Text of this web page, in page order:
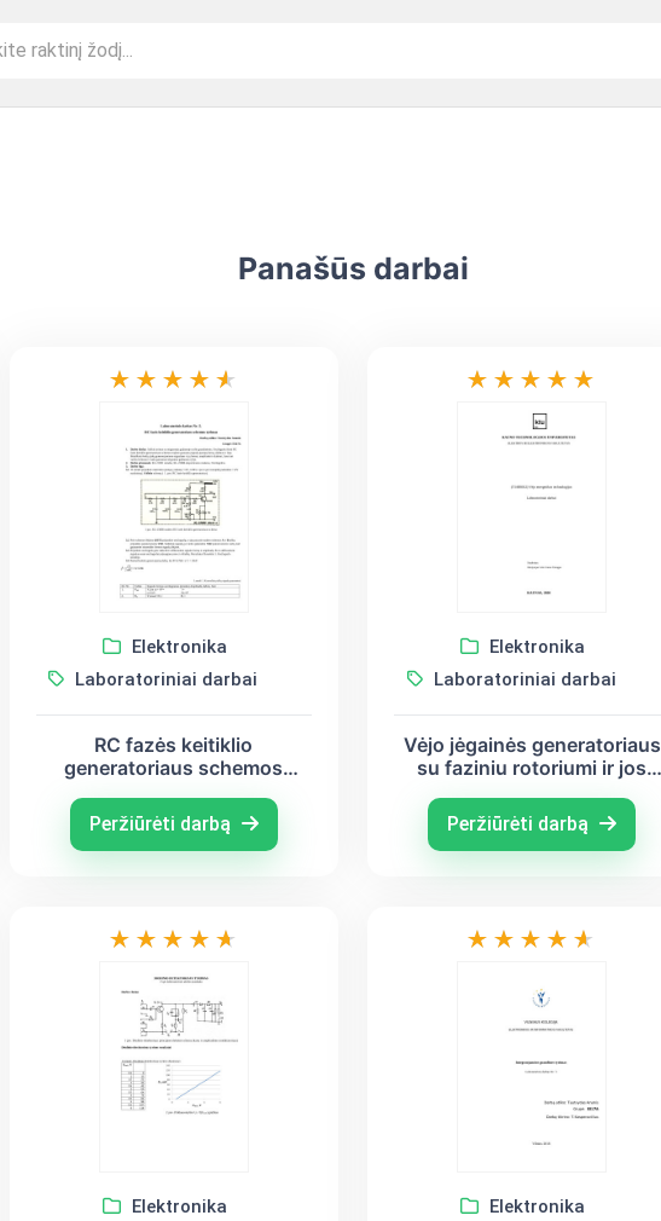
Panašūs darbai
Elektronika
Laboratoriniai darbai
RC fazės keitiklio
generatoriaus schemos
Peržiūrėti darbą
Elektronika
Laboratoriniai darbai
Vėjo jėgainės generatoriaus
su faziniu rotoriumi ir jos
Peržiūrėti darbą
Elektronika
Elektronika